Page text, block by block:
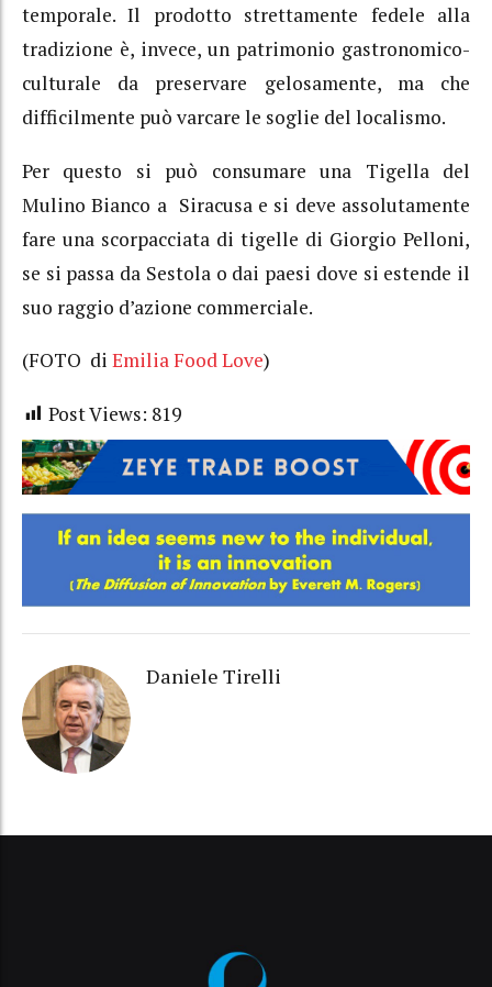
temporale. Il prodotto strettamente fedele alla
tradizione è, invece, un patrimonio gastronomico-
culturale da preservare gelosamente, ma che
difficilmente può varcare le soglie del localismo.
Per questo si può consumare una Tigella del
Mulino Bianco a Siracusa e si deve assolutamente
fare una scorpacciata di tigelle di Giorgio Pelloni,
se si passa da Sestola o dai paesi dove si estende il
suo raggio d’azione commerciale.
(FOTO di Emilia Food Love)
Post Views: 819
Daniele Tirelli